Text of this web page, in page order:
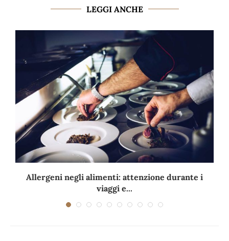
LEGGI ANCHE
Allergeni negli alimenti: attenzione durante i
viaggi e...